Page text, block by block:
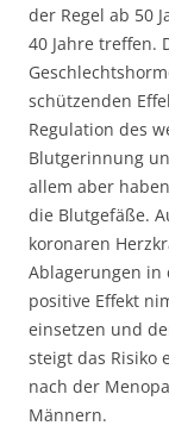
der Regel ab 50
40 Jahre treffen.
schützenden
Regulation des
Blutgerinnung
allem aber
die Blutgefäße.
koronaren
Ablagerungen in
positive Effekt
einsetzen und
steigt das Risiko
nach der
Männern.